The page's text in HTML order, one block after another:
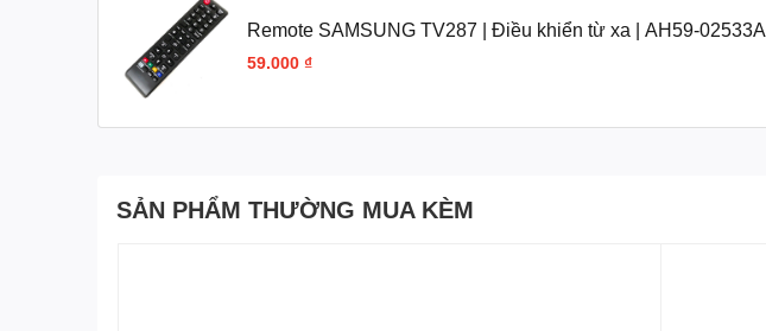
Remote SAMSUNG TV287 | Điều khiển từ xa | AH59-02533A
59.000 ₫
SẢN PHẨM THƯỜNG MUA KÈM